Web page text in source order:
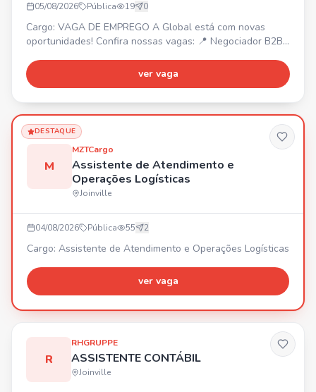
05/08/2026 Pública 19 0
Cargo: VAGA DE EMPREGO A Global está com novas
oportunidades! Confira nossas vagas: 📍 Negociador B2B
Araquari/SC. 📍 Estagiário de Marketing – Joinville/SC. 📍
Back Office – Joinville/SC. 📍 Estagiário B2C – Joinville/SC
Joinville/SC. Venha fazer parte de uma empresa que inve
ver vaga
DESTAQUE
M
MZTCargo
Assistente de Atendimento e
Operações Logísticas
Joinville
04/08/2026 Pública 55 2
Cargo: Assistente de Atendimento e Operações Logísticas
ver vaga
R
RHGRUPPE
ASSISTENTE CONTÁBIL
Joinville